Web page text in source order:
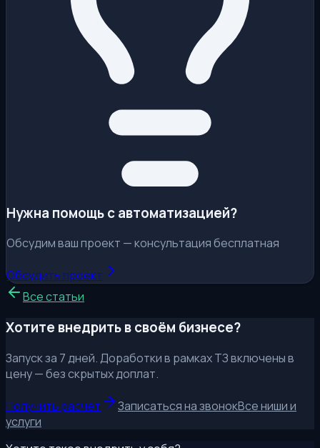
Нужна помощь с автоматизацией?
Обсудим ваш проект — консультация бесплатная
Обсудить проект
Все статьи
Хотите внедрить в своём бизнесе?
Запуск за 7 дней. Доработки в рамках ТЗ включены в
цену — без скрытых доплат.
Получить расчёт Записаться на звонокВсе ниши и
услуги